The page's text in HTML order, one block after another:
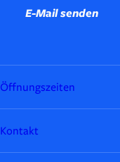
E-Mail senden
Öffnungszeiten
Kontakt